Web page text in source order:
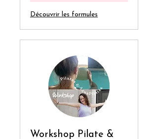
Découvrir les formules
Workshop Pilate &